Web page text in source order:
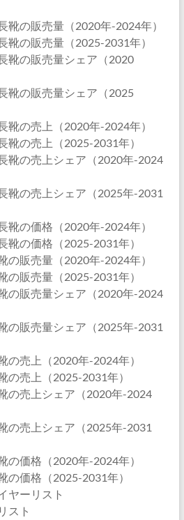
靴の販売量（2020年-2024年）
靴の販売量（2025-2031年）
靴の販売量シェア（2020
靴の販売量シェア（2025
靴の売上（2020年-2024年）
靴の売上（2025-2031年）
靴の売上シェア（2020年-2024
靴の売上シェア（2025年-2031
靴の価格（2020年-2024年）
靴の価格（2025-2031年）
の販売量（2020年-2024年）
の販売量（2025-2031年）
の販売量シェア（2020年-2024
の販売量シェア（2025年-2031
の売上（2020年-2024年）
の売上（2025-2031年）
の売上シェア（2020年-2024
の売上シェア（2025年-2031
の価格（2020年-2024年）
の価格（2025-2031年）
ヤーリスト
スト